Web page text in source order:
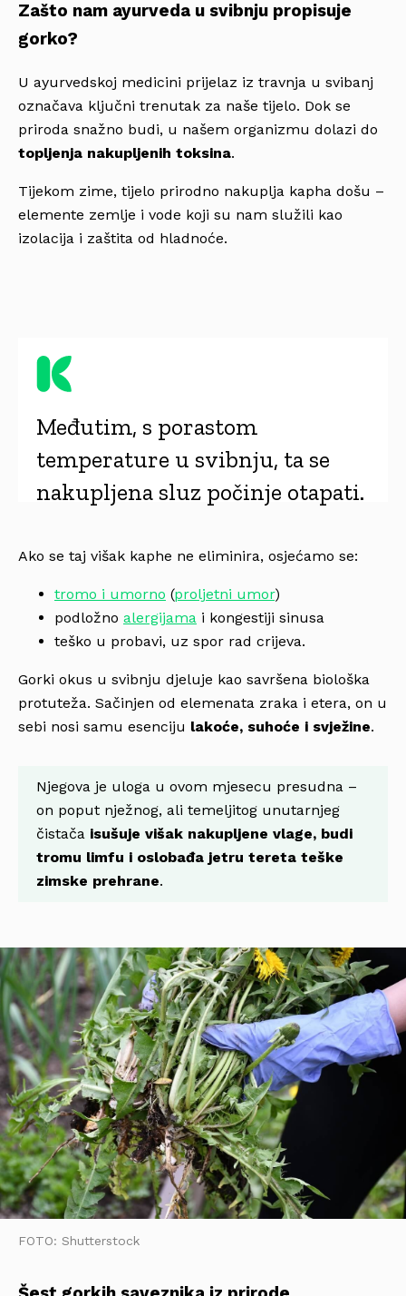
Zašto nam ayurveda u svibnju propisuje
gorko?
U ayurvedskoj medicini prijelaz iz travnja u svibanj
označava ključni trenutak za naše tijelo. Dok se
priroda snažno budi, u našem organizmu dolazi do
topljenja nakupljenih toksina.
Tijekom zime, tijelo prirodno nakuplja kapha došu –
elemente zemlje i vode koji su nam služili kao
izolacija i zaštita od hladnoće.
Međutim, s porastom
temperature u svibnju, ta se
nakupljena sluz počinje otapati.
Ako se taj višak kaphe ne eliminira, osjećamo se:
tromo i umorno (proljetni umor)
podložno alergijama i kongestiji sinusa
teško u probavi, uz spor rad crijeva.
Gorki okus u svibnju djeluje kao savršena biološka
protuteža. Sačinjen od elemenata zraka i etera, on u
sebi nosi samu esenciju lakoće, suhoće i svježine.
Njegova je uloga u ovom mjesecu presudna –
on poput nježnog, ali temeljitog unutarnjeg
čistača isušuje višak nakupljene vlage, budi
tromu limfu i oslobađa jetru tereta teške
zimske prehrane.
FOTO: Shutterstock